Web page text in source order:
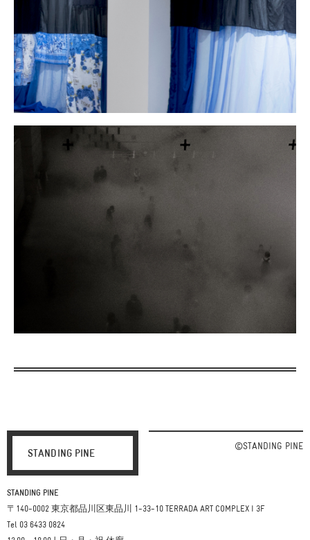
STANDING PINE
STANDING PINE
〒140-0002 東京都品川区東品川 1-33-10 TERRADA ART COMPLEX I 3F
Tel 03 6433 0824
©STANDING PINE